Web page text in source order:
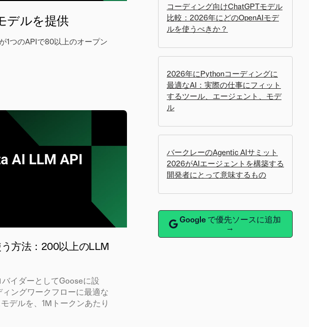
デルを提供
1つのAPIで80以上のオープン
方法：200以上のLLM
イダーとしてGooseに設
ングワークフローに最適な
デルを、1Mトークンあたり
コーディング向けChatGPTモデル
比較：2026年にどのOpenAIモデ
ルを使うべきか？
2026年にPythonコーディングに
最適なAI：実際の仕事にフィット
するツール、エージェント、モデ
ル
バークレーのAgentic AIサミット
2026がAIエージェントを構築する
開発者にとって意味するもの
Google で優先ソースに追加
→